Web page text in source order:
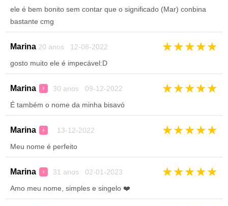
ele é bem bonito sem contar que o significado (Mar) conbina
bastante cmg
Marina 20 anos 12-08-2022 ★★★★★
gosto muito ele é impecável:D
Marina ♀ 30 anos 09-12-2022 ★★★★★
É também o nome da minha bisavó
Marina ♀ 13-12-2022 ★★★★★
Meu nome é perfeito
Marina ♀ 31 anos 02-01-2023 ★★★★★
Amo meu nome, simples e singelo ❤️